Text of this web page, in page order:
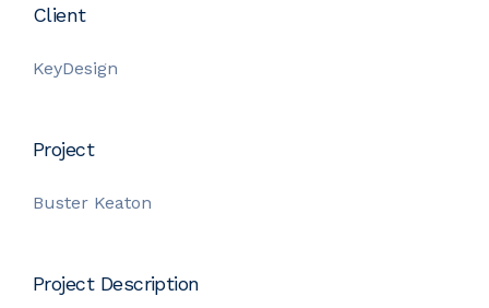
Client
KeyDesign
Project
Buster Keaton
Project Description